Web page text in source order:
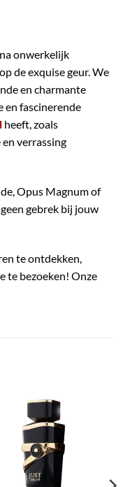
onwerkelijk
de exquise geur. We
en charmante
en fascinerende
heeft, zoals
verrassing
Opus Magnum of
gebrek bij jouw
te ontdekken,
te bezoeken! Onze